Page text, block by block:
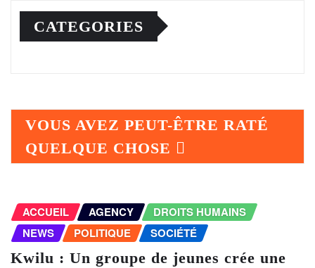
CATEGORIES
VOUS AVEZ PEUT-ÊTRE RATÉ
QUELQUE CHOSE
ACCUEIL AGENCY
DROITS HUMAINS
NEWS
POLITIQUE SOCIÉTÉ
Kwilu : Un groupe de jeunes crée une